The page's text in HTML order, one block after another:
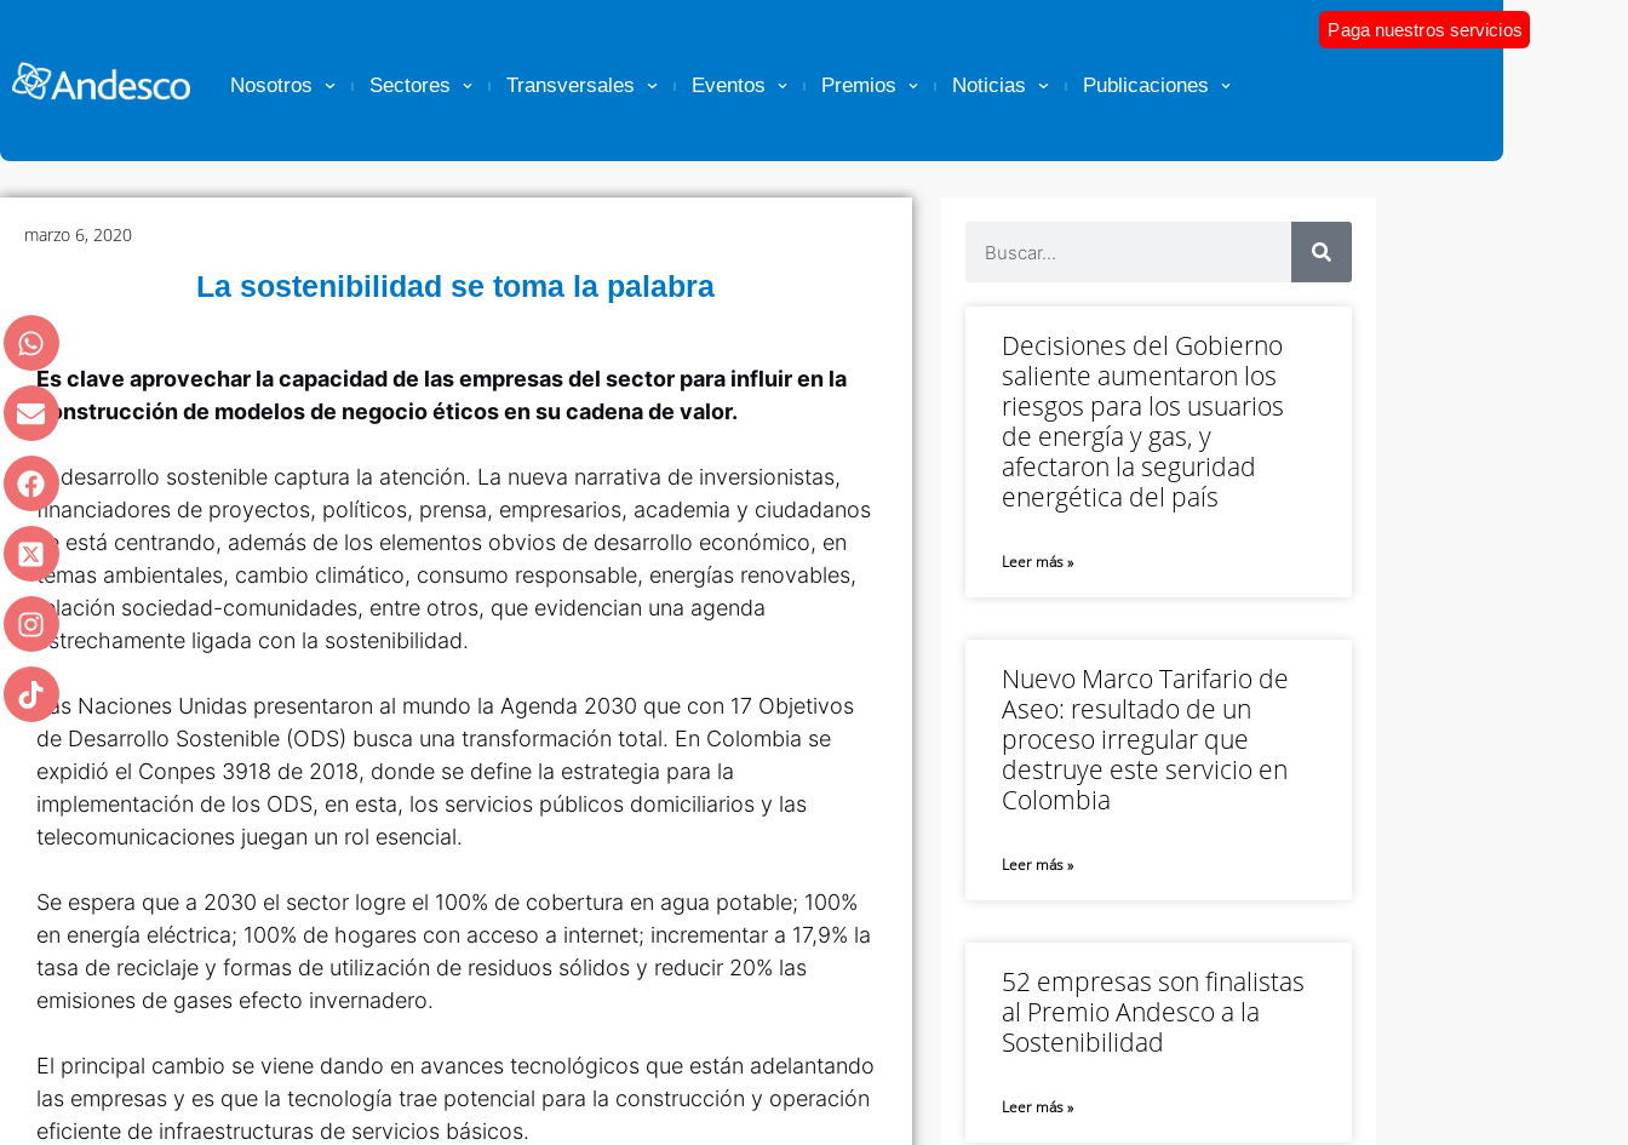
Nosotros Sectores Transversales Eventos Premios Noticias Publicaciones
Paga nuestros servicios
marzo 6, 2020
La sostenibilidad se toma la palabra
Es clave aprovechar la capacidad de las empresas del sector para influir en la
construcción de modelos de negocio éticos en su cadena de valor.
El desarrollo sostenible captura la atención. La nueva narrativa de inversionistas,
financiadores de proyectos, políticos, prensa, empresarios, academia y ciudadanos
se está centrando, además de los elementos obvios de desarrollo económico, en
temas ambientales, cambio climático, consumo responsable, energías renovables,
relación sociedad-comunidades, entre otros, que evidencian una agenda
estrechamente ligada con la sostenibilidad.
Las Naciones Unidas presentaron al mundo la Agenda 2030 que con 17 Objetivos
de Desarrollo Sostenible (ODS) busca una transformación total. En Colombia se
expidió el Conpes 3918 de 2018, donde se define la estrategia para la
implementación de los ODS, en esta, los servicios públicos domiciliarios y las
telecomunicaciones juegan un rol esencial.
Se espera que a 2030 el sector logre el 100% de cobertura en agua potable; 100%
en energía eléctrica; 100% de hogares con acceso a internet; incrementar a 17,9% la
tasa de reciclaje y formas de utilización de residuos sólidos y reducir 20% las
emisiones de gases efecto invernadero.
El principal cambio se viene dando en avances tecnológicos que están adelantando
las empresas y es que la tecnología trae potencial para la construcción y operación
eficiente de infraestructuras de servicios básicos.
Decisiones del Gobierno
saliente aumentaron los
riesgos para los usuarios
de energía y gas, y
afectaron la seguridad
energética del país
Leer más »
Nuevo Marco Tarifario de
Aseo: resultado de un
proceso irregular que
destruye este servicio en
Colombia
Leer más »
52 empresas son finalistas
al Premio Andesco a la
Sostenibilidad
Leer más »